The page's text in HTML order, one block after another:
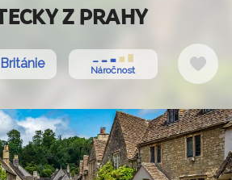
Z PRAHY
Náročnost
Do